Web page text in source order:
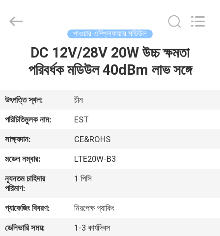
ভিডিও
আমাদের
সম্পর্কে
ভ্রমণ
ELECTRONICS(HK)
CO.,LTD.
পাওয়ার এম্প্লিফায়ার মডিউল
DC 12V/28V 20W উচ্চ ক্ষমতা
পরিবর্ধক মডিউল 40dBm লাভ সঙ্গে
উৎপত্তি স্থল:
চীন
পরিচিতিমুলক নাম:
EST
সাক্ষ্যদান:
CE&ROHS
মডেল নম্বার:
LTE20W-B3
ন্যূনতম চাহিদার
পরিমাণ:
1 পিসি
প্যাকেজিং বিবরণ:
নিরপেক্ষ প্যাকিং
ডেলিভারি সময়:
1-3 কার্যদিবস